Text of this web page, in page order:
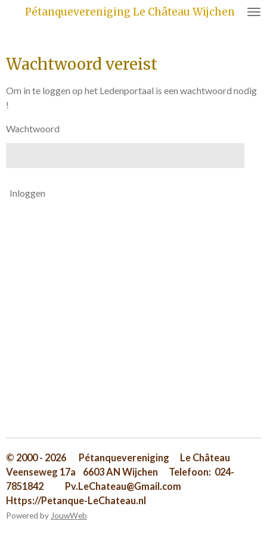
hoofdinhoud
Pétanquevereniging Le Château Wijchen
Wachtwoord vereist
Om in te loggen op het Ledenportaal is een wachtwoord nodig
!
Wachtwoord
Inloggen
© 2000 - 2026 Pétanquevereniging Le Château
Veenseweg 17a 6603 AN Wijchen Telefoon: 024-
7851842 Pv.LeChateau@Gmail.com
Https://Petanque-LeChateau.nl
Powered by JouwWeb